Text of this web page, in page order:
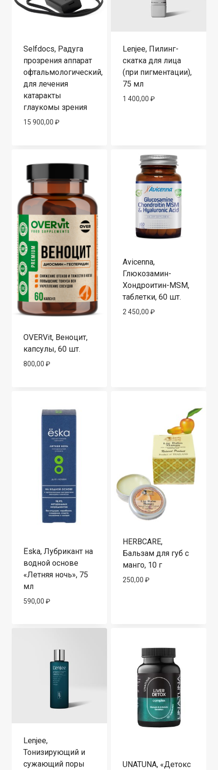
Selfdocs, Радуга
прозрения аппарат
офтальмологический,
для лечения
катаракты
глаукомы зрения
15 900,00 ₽
Lenjee, Пилинг-
скатка для лица
(при пигментации),
75 мл
1 400,00 ₽
OVERVit, Веноцит,
капсулы, 60 шт.
800,00 ₽
Avicenna,
Глюкозамин-
Хондроитин-MSM,
таблетки, 60 шт.
2 450,00 ₽
Ёska, Лубрикант на
водной основе
«Летняя ночь», 75
мл
590,00 ₽
HERBCARE,
Бальзам для губ с
манго, 10 г
250,00 ₽
Lenjee,
Тонизирующий и
сужающий поры
UNATUNA, «Детокс